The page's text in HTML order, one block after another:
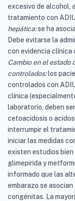
excesivo de alcohol,
tratamiento con
hepática:se ha
Debe evitarse la
con evidencia clínica
Cambio en el estado
controlados:los
controlados con
clínica
laboratorio, deben
cetoacidosis o
interrumpir el
iniciar las medidas
existen estudios
glimepirida y
informado que las
embarazo se
congénitas. La